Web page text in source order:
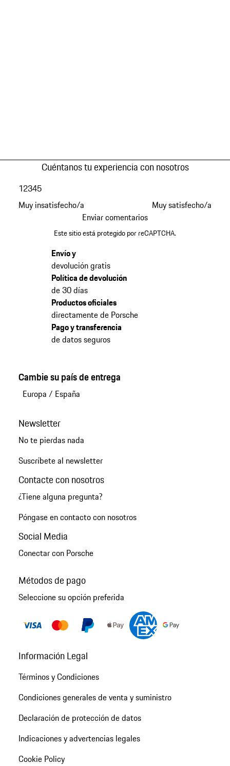
Cuéntanos tu experiencia con nosotros
Muy insatisfecho/a
12345
Muy satisfecho/a
Enviar comentarios
Este sitio está protegido por reCAPTCHA.
Envío y
devolución gratis
Política de devolución
de 30 días
Productos oficiales
directamente de Porsche
Pago y transferencia
de datos seguros
Cambie su país de entrega
Europa / España
Newsletter
No te pierdas nada
Suscríbete al newsletter
Contacte con nosotros
¿Tiene alguna pregunta?
Póngase en contacto con nosotros
Social Media
Conectar con Porsche
Métodos de pago
Seleccione su opción preferida
Información Legal
Términos y Condiciones
Condiciones generales de venta y suministro
Declaración de protección de datos
Indicaciones y advertencias legales
Cookie Policy